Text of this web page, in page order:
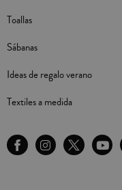
Toallas
Sábanas
Ideas de regalo verano
Textiles a medida